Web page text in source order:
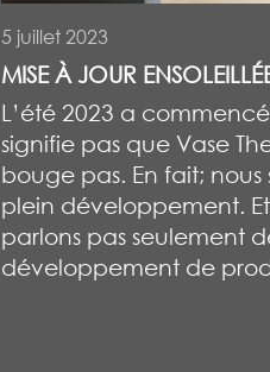
5 juillet 2023
MISE À JOUR
L’été 2023 a
signifie pas que Vase
bouge pas. En fait; nous
plein développement.
parlons pas seulement
développement de